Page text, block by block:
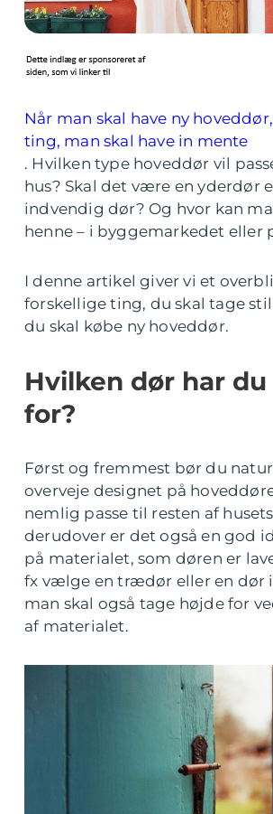
Når man skal have ny
ting, man skal have in mente
. Hvilken type hoveddør vil
hus? Skal det være en yderdør
indvendig dør? Og hvor kan
henne – i byggemarkedet eller
I denne artikel giver vi et
forskellige ting, du skal tage
du skal købe ny hoveddør.
Hvilken dør har
for?
Først og fremmest bør du
overveje designet på
nemlig passe til resten af
derudover er det også en god
på materialet, som døren er
fx vælge en trædør eller en dør
man skal også tage højde for
af materialet.